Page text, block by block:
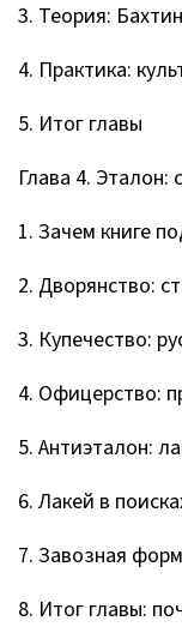
3. Теория:
4. Практика:
5. Итог главы
Глава 4.
1. Зачем книге
2. Дворянство:
3. Купечество:
4. Офицерство:
5. Антиэталон:
6. Лакей в
7. Завозная
8. Итог главы: